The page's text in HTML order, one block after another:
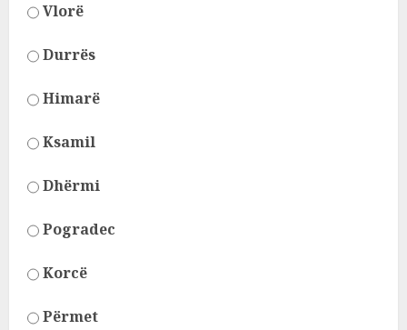
Vlorë
Durrës
Himarë
Ksamil
Dhërmi
Pogradec
Korcë
Përmet